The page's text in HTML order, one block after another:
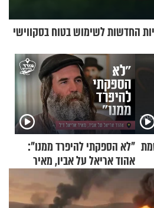
החדשות לשימוש בטוח בסקווישי
"לא הספקתי להיפרד ממנו":
אהוד אריאל על אביו, מאיר
אריאל ז"ל